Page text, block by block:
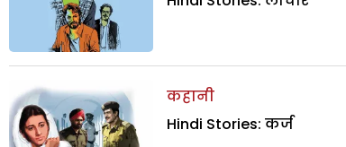
कहानी
Hindi Stories: कर्ज